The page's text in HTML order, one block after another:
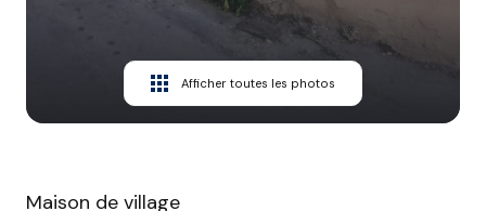
Afficher toutes les photos
Maison de village